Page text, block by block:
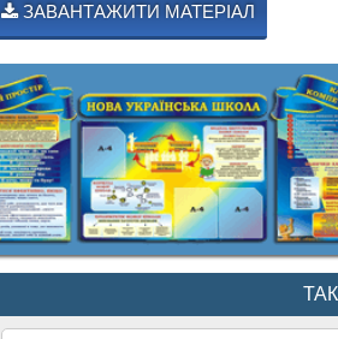
ЗАВАНТАЖИТИ МАТЕРІАЛ